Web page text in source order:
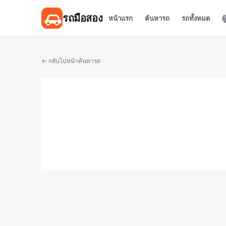
รถมือสอง หน้าแรก ค้นหารถ รถทั้งหมด
← กลับไปหน้าค้นหารถ